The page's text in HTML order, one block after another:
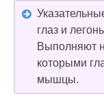
глаз и
Выполняют
которыми
мышцы.